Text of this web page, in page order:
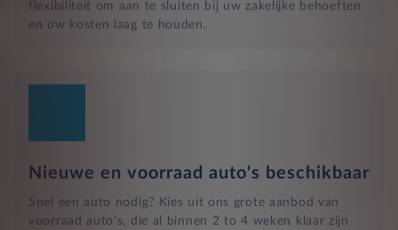
flexibiliteit om aan te sluiten bij uw zakelijke behoeften
en uw kosten laag te houden.
Nieuwe en voorraad auto's beschikbaar
Snel een auto nodig? Kies uit ons grote aanbod van
voorraad auto's, die al binnen 2 to 4 weken klaar zijn